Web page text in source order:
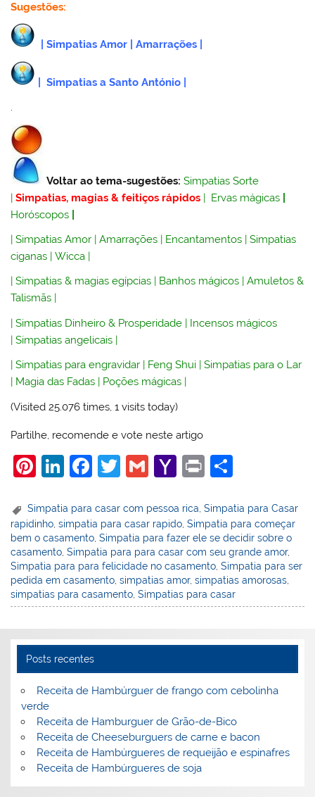
Sugestões:
|Simpatias Amor |Amarrações
Simpatias a Santo António
.
Voltar ao tema-sugestões: Simpatias Sorte
| Simpatias, magias & feitiços rápidos | Ervas mágicas
Horóscopos
|Simpatias Amor |Amarrações | Encantamentos |Simpatias
ciganas |Wicca |
|Simpatias & magias egípcias Banhos mágicos |Amuletos &
Talismãs
|Simpatias Dinheiro & Prosperidade | Incensos mágicos
|Simpatias angelicais |
|Simpatias para engravidar | Feng Shui |Simpatias para o Lar
| Magia das Fadas | Poções mágicas |
(Visited 25.076 times, 1 visits today)
Partilhe, recomende e vote neste artigo
Pi
er
e
st
Li
k
e
dI
n
F
c
e
b
o
o
T
itt
er
G
ai
l
Y
h
o
o
M
ai
Pr
t
ar
e
Simpatia para casar com pessoa rica,Simpatia para Casar
rapidinho ,simpatia para casar rapido ,Simpatia para começar
bem o casamento ,Simpatia para fazer ele se decidir sobre o
casamento ,Simpatia para para casar com seu grande amor,
Simpatia para para felicidade no casamento ,Simpatia para ser
pedida em casamento ,simpatias amor,simpatias amorosas
simpatias para casamento ,Simpatias para casar
Posts recentes
Receita de Hambúrguer de frango com cebolinha
verde
Receita de Hamburguer de Grão-de-Bico
Receita de Cheeseburguers de carne e bacon
Receita de Hambúrgueres de requeijão e espinafres
Receita de Hambúrgueres de soja